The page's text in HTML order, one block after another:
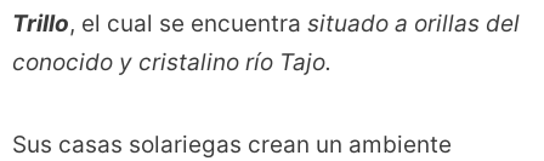
Trillo, el cual se encuentra situado a orillas del
conocido y cristalino río Tajo.
Sus casas solariegas crean un ambiente